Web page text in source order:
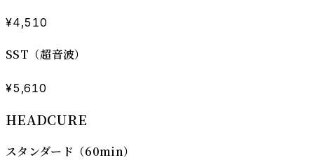
¥4,510
SST（超音波）
¥5,610
HEADCURE
スタンダード（60min）